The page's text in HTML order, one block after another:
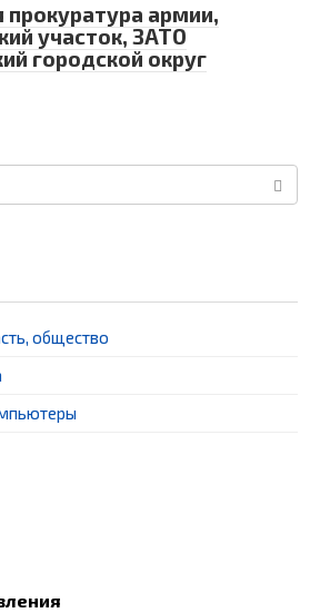
прокуратура армии,
участок, ЗАТО
городской округ
общество